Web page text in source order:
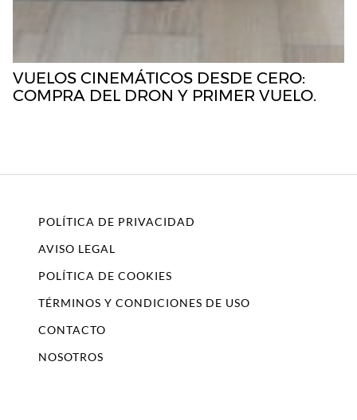
VUELOS CINEMÁTICOS DESDE CERO:
COMPRA DEL DRON Y PRIMER VUELO.
POLÍTICA DE PRIVACIDAD
AVISO LEGAL
POLÍTICA DE COOKIES
TÉRMINOS Y CONDICIONES DE USO
CONTACTO
NOSOTROS